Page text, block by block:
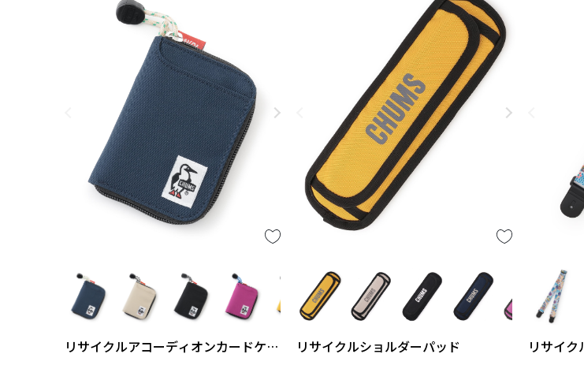
リサイクルアコーディオンカードケー
リサイクルショルダーパッド リサイ